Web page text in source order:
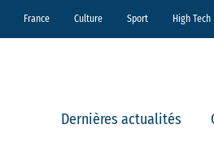
France Culture Sport High Tech
Dernières actualités